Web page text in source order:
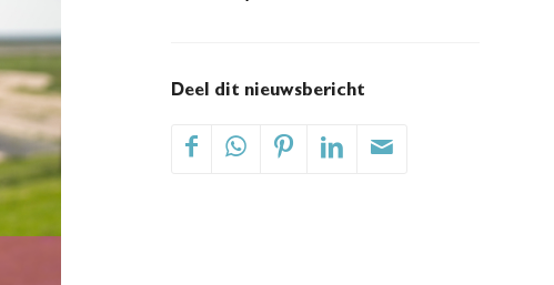
Deel dit nieuwsbericht